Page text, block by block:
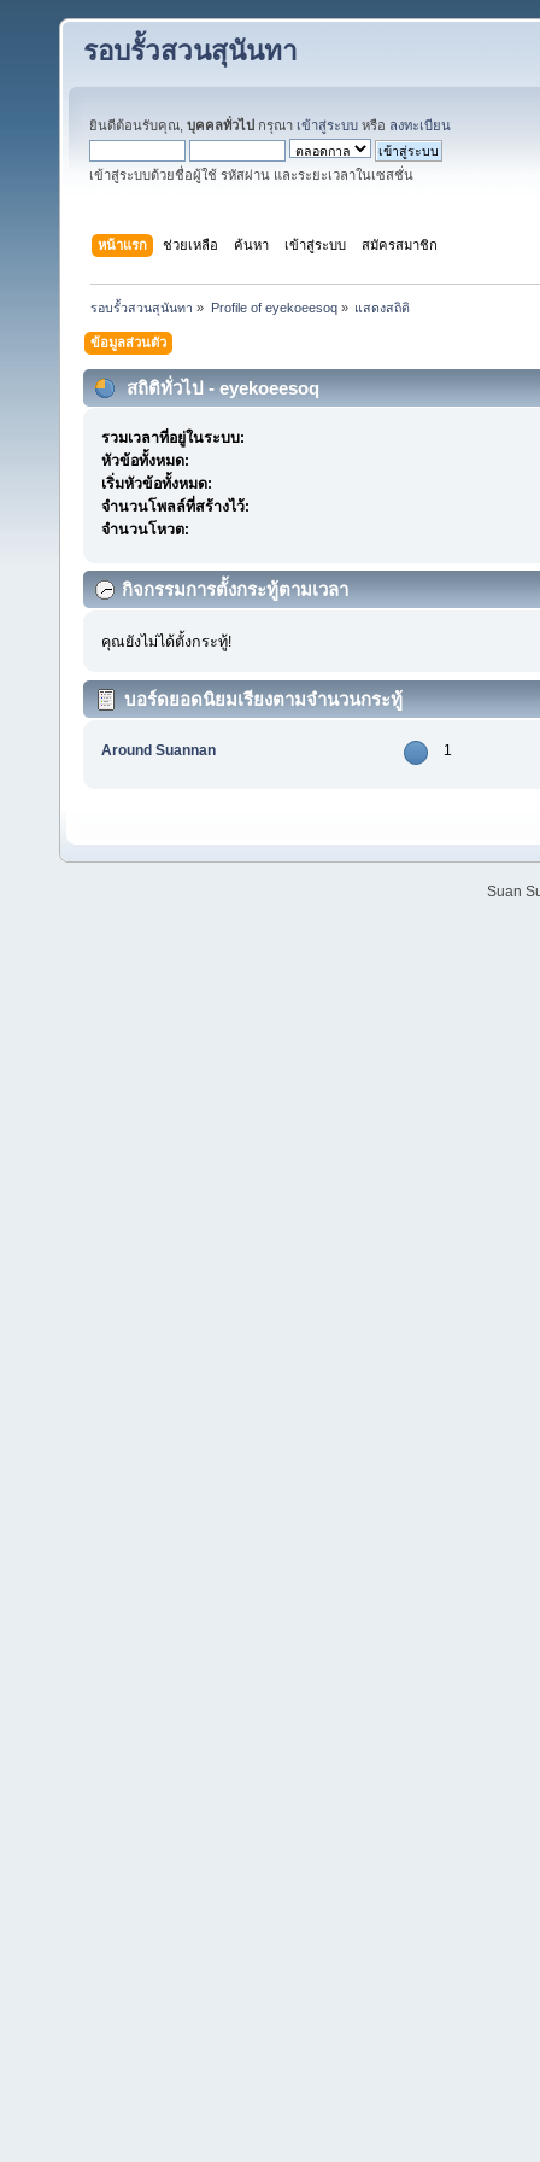
รอบรั้วสวนสุนันทา
ยินดีต้อนรับคุณ, บุคคลทั่วไป กรุณา เข้าสู่ระบบ หรือ ลงทะเบียน
เข้าสู่ระบบด้วยชื่อผู้ใช้ รหัสผ่าน และระยะเวลาในเซสชั่น
หน้าแรก ช่วยเหลือ ค้นหา เข้าสู่ระบบ สมัครสมาชิก
รอบรั้วสวนสุนันทา » Profile of eyekoeesoq» แสดงสถิติ
ข้อมูลส่วนตัว
สถิติทั่วไป - eyekoeesoq
รวมเวลาที่อยู่ในระบบ:
หัวข้อทั้งหมด:
เริ่มหัวข้อทั้งหมด:
จำนวนโพลล์ที่สร้างไว้:
จำนวนโหวต:
กิจกรรมการตั้งกระทู้ตามเวลา
คุณยังไม่ได้ตั้งกระทู้!
บอร์ดยอดนิยมเรียงตามจำนวนกระทู้
Around Suannan 1
Suan